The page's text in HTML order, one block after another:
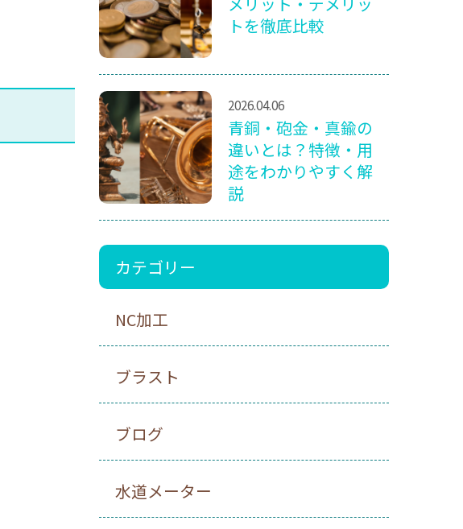
トを徹底比較
2026.04.06
青銅・砲金・真鍮の
違いとは？特徴・用
途をわかりやすく解
説
カテゴリー
NC加工
ブラスト
ブログ
水道メーター